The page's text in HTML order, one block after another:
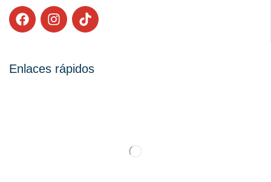
Enlaces rápidos